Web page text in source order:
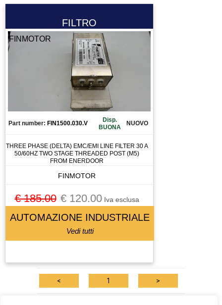
BOBINA
CABLAGGIO
CALAMITA
CANALIZZAZIONE
CASSETTO DI SALDATURA
CAVO
CELLA DI CARICO
CHILLER
CHIUSURA PNEUMATICA
CHIUSURA PNEUMATICAA
CIABATTA DI CONNESSIONE
CIRCUITO STAMPATO
CIRCUITO STAMPATOTO
FILTRO
FINMOTOR
Part number: FIN1500.030.V
Disp.
BUONA
NUOVO
THREE PHASE (DELTA) EMC/EMI LINE FILTER 30 A
50/60HZ TWO STAGE THREADED POST (M5)
FROM ENERDOOR
FINMOTOR
€ 185.00 € 120.00Iva esclusa
AUTOMAZIONE INDUSTRIALE
Vedi tutti
< 1 >